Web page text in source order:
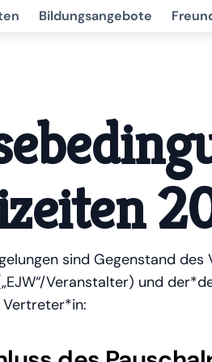
Bildungsangebote
sind Gegenstand
Veranstalter) und